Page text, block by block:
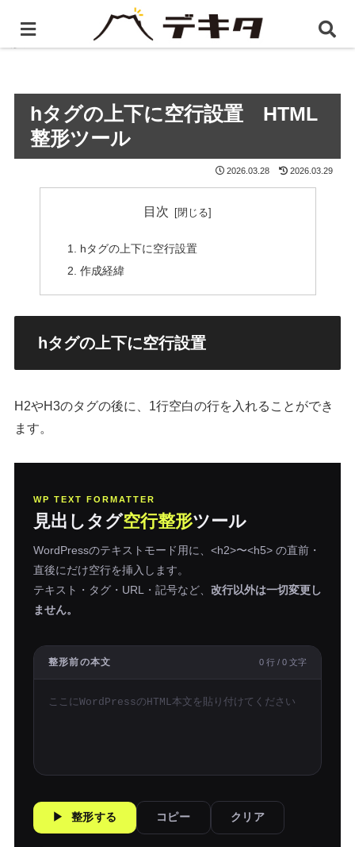
ホーム 便利ツール
hタグの上下に空行設置 HTML整
hタグの上下に空行設置 HTML
整形ツール
2026.03.28 2026.03.29
目次
hタグの上下に空行設置
作成経緯
hタグの上下に空行設置
H2やH3のタグの後に、1行空白の行を入れることができ
ます。